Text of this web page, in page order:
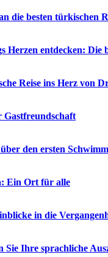
die besten türkischen
Herzen entdecken: Die
Reise ins Herz von
Gastfreundschaft
den ersten
Ein Ort für alle
in die
Sie Ihre sprachliche